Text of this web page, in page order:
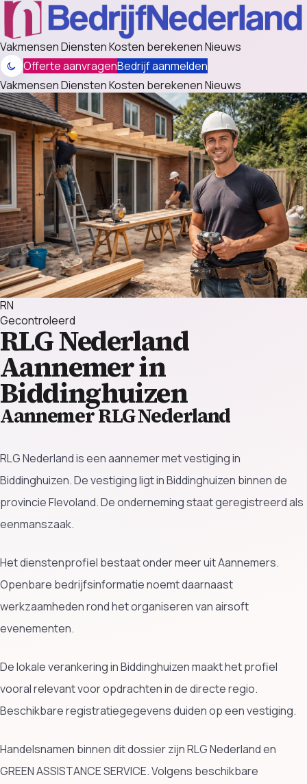
VakmensenDienstenKosten berekenenNieuws
Offerte aanvragenBedrijf aanmelden
VakmensenDienstenKosten berekenenNieuws
RN
Gecontroleerd
RLG Nederland
Aannemer in
Biddinghuizen
Aannemer RLG Nederland
RLG Nederland is een aannemer met vestiging in
Biddinghuizen. De vestiging ligt in Biddinghuizen binnen de
provincie Flevoland. De onderneming staat geregistreerd als
eenmanszaak.
Het dienstenprofiel bestaat onder meer uit Aannemers.
Openbare bedrijfsinformatie noemt daarnaast
werkzaamheden rond het organiseren van airsoft
evenementen.
De lokale verankering in Biddinghuizen maakt het profiel
vooral relevant voor opdrachten in de directe regio.
Beschikbare registratiegegevens duiden op een vestiging.
Handelsnamen binnen dit dossier zijn RLG Nederland en
GREEN ASSISTANCE SERVICE. Volgens beschikbare